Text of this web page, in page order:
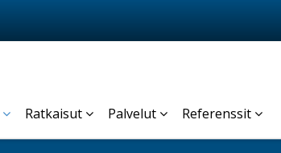
Ratkaisut Palvelut Referenssit